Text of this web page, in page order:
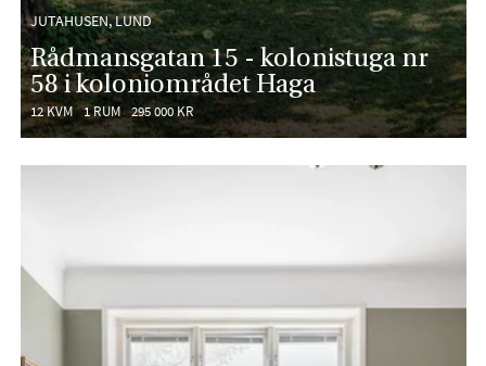
JUTAHUSEN, LUND
Rådmansgatan 15 - kolonistuga nr
58 i koloniområdet Haga
12 KVM 1 RUM 295 000 KR